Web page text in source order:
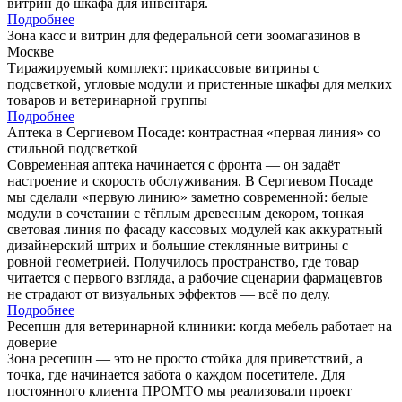
Подробнее
Зона касс и витрин для федеральной сети зоомагазинов в
Москве
Тиражируемый комплект: прикассовые витрины с
подсветкой, угловые модули и пристенные шкафы для мелких
товаров и ветеринарной группы
Подробнее
Аптека в Сергиевом Посаде: контрастная «первая линия» со
стильной подсветкой
Современная аптека начинается с фронта — он задаёт
настроение и скорость обслуживания. В Сергиевом Посаде
мы сделали «первую линию» заметно современной: белые
модули в сочетании с тёплым древесным декором, тонкая
световая линия по фасаду кассовых модулей как аккуратный
дизайнерский штрих и большие стеклянные витрины с
ровной геометрией. Получилось пространство, где товар
читается с первого взгляда, а рабочие сценарии фармацевтов
не страдают от визуальных эффектов — всё по делу.
Подробнее
Ресепшн для ветеринарной клиники: когда мебель работает на
доверие
Зона ресепшн — это не просто стойка для приветствий, а
точка, где начинается забота о каждом посетителе. Для
постоянного клиента ПРОМТО мы реализовали проект